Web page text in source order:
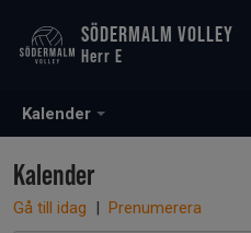
Kalender
SÖDERMALM VOLLEY
Herr E
Kalender
Gå till idag | Prenumerera